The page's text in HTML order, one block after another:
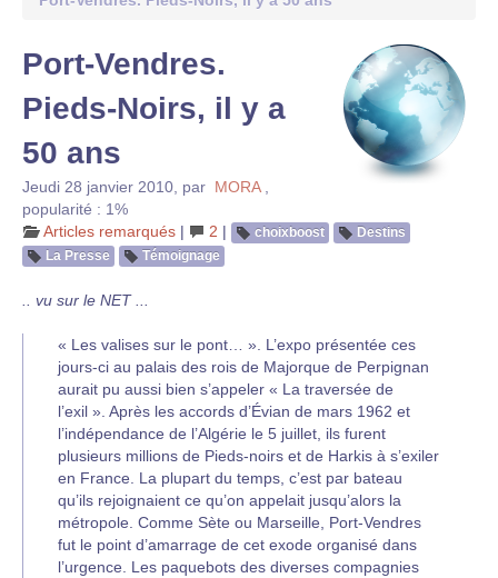
Port-Vendres.
Pieds-Noirs, il y a
50 ans
Jeudi 28 janvier 2010 par MORA
popularité : 1%
Articles remarqués | 2 | choixboost
Destins
La Presse
Témoignage
.. vu sur le NET ...
« Les valises sur le pont… ». L’expo présentée ces
jours-ci au palais des rois de Majorque de Perpignan
aurait pu aussi bien s’appeler « La traversée de
l’exil ». Après les accords d’Évian de mars 1962 et
l’indépendance de l’Algérie le 5 juillet, ils furent
plusieurs millions de Pieds-noirs et de Harkis à s’exiler
en France. La plupart du temps, c’est par bateau
qu’ils rejoignaient ce qu’on appelait jusqu’alors la
métropole. Comme Sète ou Marseille, Port-Vendres
fut le point d’amarrage de cet exode organisé dans
l’urgence. Les paquebots des diverses compagnies